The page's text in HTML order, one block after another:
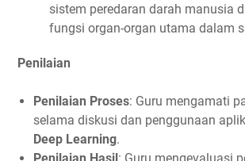
sistem peredaran darah manusia
fungsi organ-organ utama dalam
Penilaian
Penilaian Proses: Guru mengamati
selama diskusi dan penggunaan
Deep Learning.